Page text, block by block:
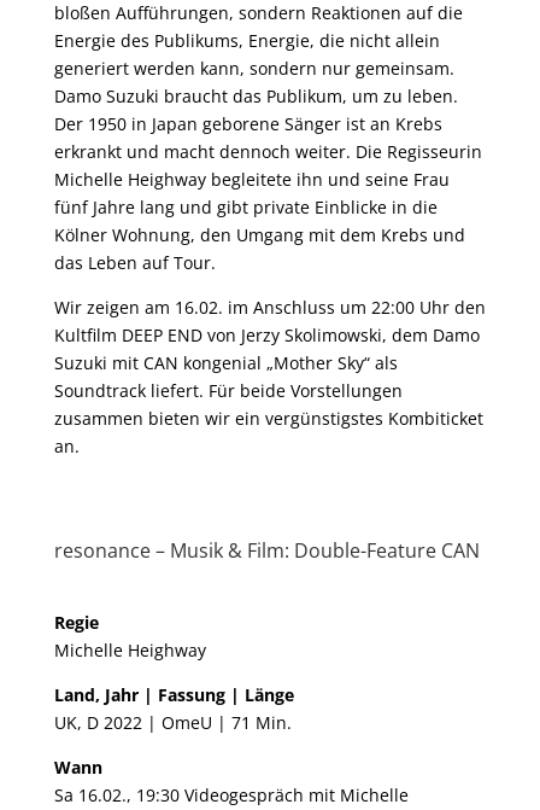
bloßen Aufführungen, sondern Reaktionen auf die
Energie des Publikums, Energie, die nicht allein
generiert werden kann, sondern nur gemeinsam.
Damo Suzuki braucht das Publikum, um zu leben.
Der 1950 in Japan geborene Sänger ist an Krebs
erkrankt und macht dennoch weiter. Die Regisseurin
Michelle Heighway begleitete ihn und seine Frau
fünf Jahre lang und gibt private Einblicke in die
Kölner Wohnung, den Umgang mit dem Krebs und
das Leben auf Tour.
Wir zeigen am 16.02. im Anschluss um 22:00 Uhr den
Kultfilm DEEP END von Jerzy Skolimowski, dem Damo
Suzuki mit CAN kongenial „Mother Sky“ als
Soundtrack liefert. Für beide Vorstellungen
zusammen bieten wir ein vergünstigstes Kombiticket
an.
resonance – Musik & Film: Double-Feature CAN
Regie​
Michelle Heighway
Land, Jahr | Fassung | Länge
UK, D 2022 | OmeU | 71 Min.
Wann
Sa 16.02., 19:30 Videogespräch mit Michelle